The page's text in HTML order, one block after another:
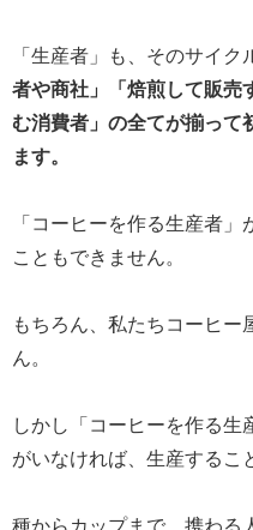
「生産者」も、そのサイ
者や商社」「焙煎して販売
む消費者」の全てが揃って
ます。
「コーヒーを作る生産者
こともできません。
もちろん、私たちコーヒー
ん。
しかし「コーヒーを作る生
がいなければ、生産するこ
種からカップまで、携わる